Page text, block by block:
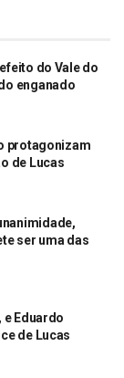
do Vale do
enganado
protagonizam
de Lucas
ser uma das
e Eduardo
de Lucas